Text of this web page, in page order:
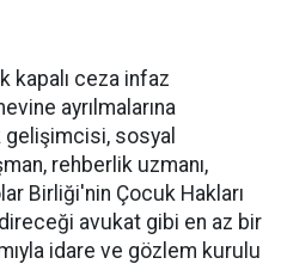
kapalı ceza infaz
ayrılmalarına
sosyal
rehberlik uzmanı,
Birliği'nin Çocuk Hakları
avukat gibi en az bir
idare ve gözlem kurulu